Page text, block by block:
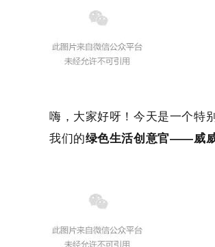
两次成型可饰面定向结构板(T-FOSB)
超强刨花板(LSB/F-OSB)
嗨，大家好呀！今天是一个特
我们的绿色生活创意官——威威